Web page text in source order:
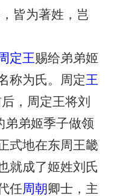
皆为著姓，岂
定王赐给弟弟姬
称为氏。周定王
，周定王将刘
弟弟姬季子做领
式地在东周王畿
就成了姬姓刘氏
任周朝卿士，主